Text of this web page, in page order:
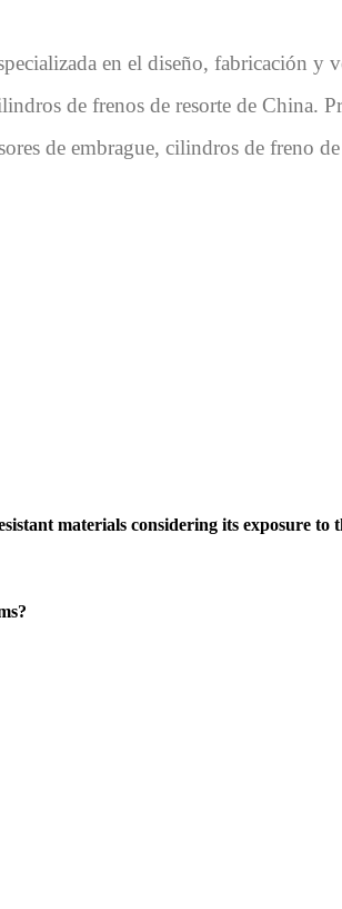
en el diseño, fabricación y
de frenos de resorte de China.
de embrague, cilindros de freno
materials considering its exposure to